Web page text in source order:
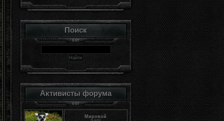
Поиск
Активисты форума
Мировой